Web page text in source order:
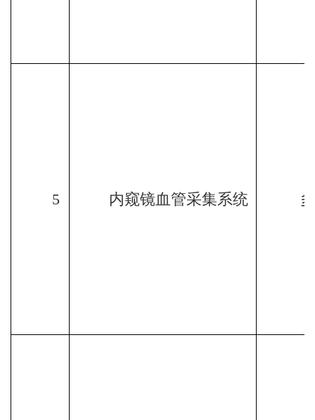
5 内窥镜血管采集系统